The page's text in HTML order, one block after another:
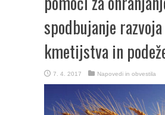
spodbujanje razvoja
kmetijstva in
7. 4. 2017 Napovedi in obvestila